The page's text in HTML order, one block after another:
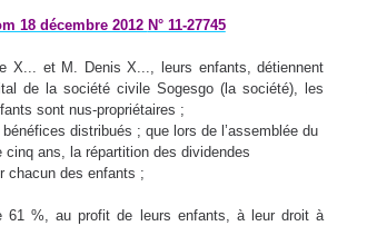
18 décembre 2012 N° 11-27745
X... et M. Denis X..., leurs enfants, détiennent
de la société civile Sogesgo (la société), les
sont nus-propriétaires ;
distribués ; que lors de l’assemblée du
ans, la répartition des dividendes
chacun des enfants ;
61 %, au profit de leurs enfants, à leur droit à